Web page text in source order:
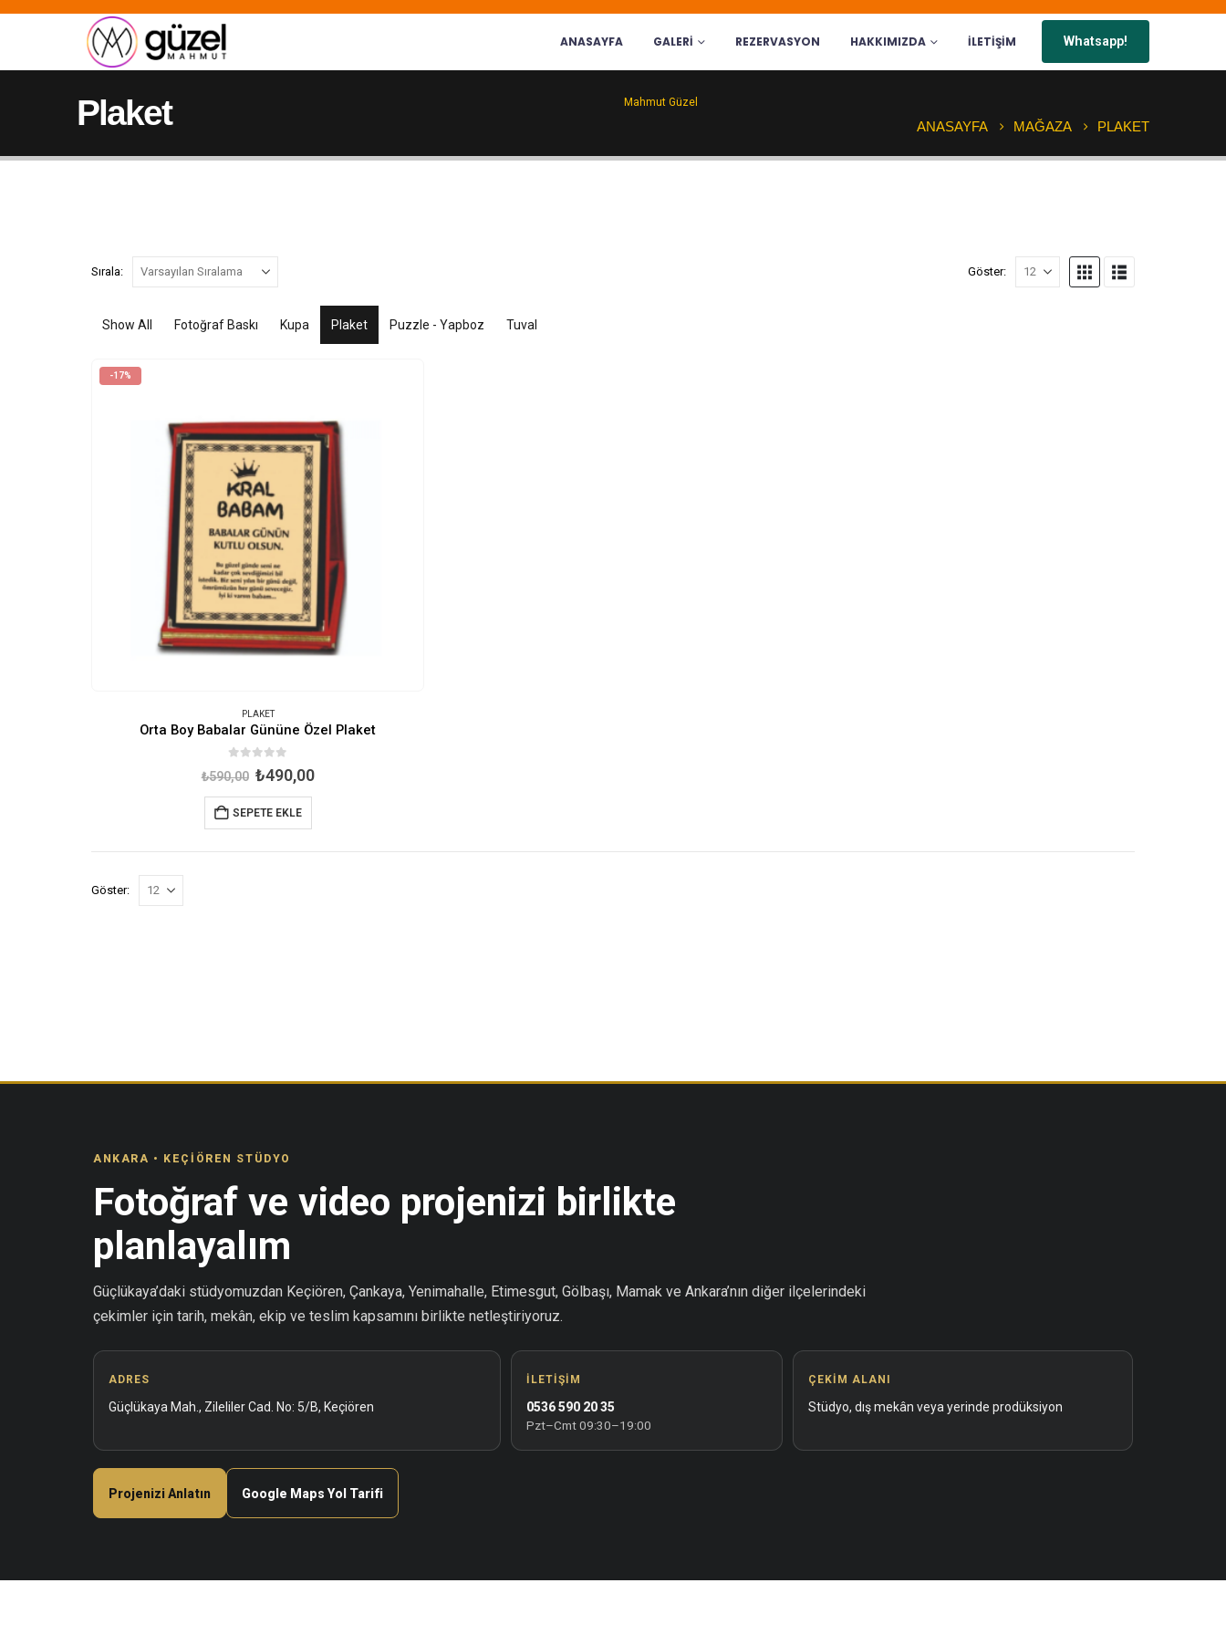
ANASAYFA GALERI REZERVASYON HAKKIMIZDA İLETIŞIM Whatsapp!
Plaket Mahmut Güzel
ANASAYFA MAĞAZA PLAKET
Sırala: Göster:
Show All Fotoğraf Baskı Kupa Plaket Puzzle - Yapboz Tuval
-17%
PLAKET
Orta Boy Babalar Gününe Özel Plaket
₺590,00 Orijinal
₺590,00.
₺490,00Şu
SEPETE EKLE
Göster:
ANKARA • KEÇIÖREN STÜDYO
Fotoğraf ve video projenizi birlikte
planlayalım
Güçlükaya’daki stüdyomuzdan Keçiören, Çankaya, Yenimahalle, Etimesgut, Gölbaşı, Mamak ve Ankara’nın diğer ilçelerindeki
çekimler için tarih, mekân, ekip ve teslim kapsamını birlikte netleştiriyoruz.
ADRES
Güçlükaya Mah., Zileliler Cad. No: 5/B, Keçiören
İLETIŞIM
0536 590 20 35
Pzt–Cmt 09:30–19:00
ÇEKIM ALANI
Stüdyo, dış mekân veya yerinde prodüksiyon
Projenizi Anlatın Google Maps Yol Tarifi